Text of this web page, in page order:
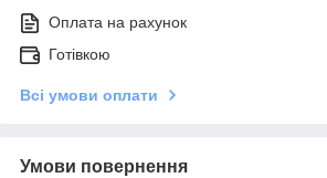
Оплата на рахунок
Готівкою
Всі умови оплати
Умови повернення